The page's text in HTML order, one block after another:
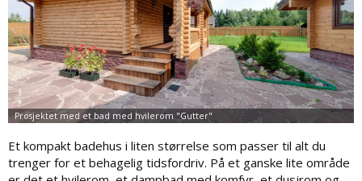
Et kompakt badehus i liten størrelse som passer til alt du
trenger for et behagelig tidsfordriv. På et ganske lite område